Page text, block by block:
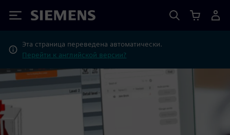
Siemens
Эта страница переведена автоматически.
Перейти к английской версии?